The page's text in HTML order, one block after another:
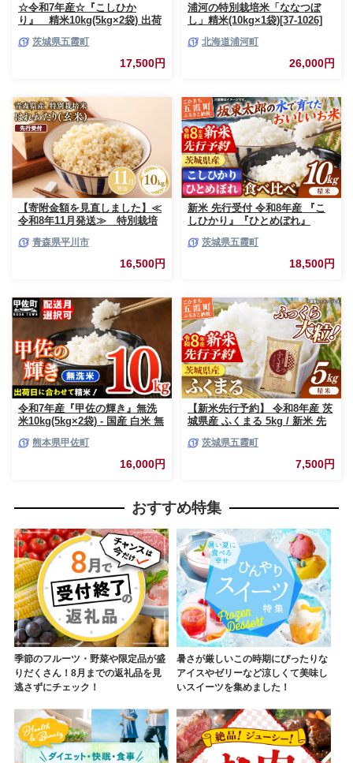
☆令和7年産☆『こしひか
り』 精米10kg(5kg×2袋) 出荷
米 お米 10kg コメ こめ 人気 銘
柄 家計応援 中山産業 家庭用 茨
城県産 茨城県 五霞町【価格変
茨城県五霞町
17,500円
浦河の特別栽培米「ななつぼ
し」精米(10kg×1袋)[37-1026]
北海道浦河町
26,000円
【寄附金額を見直しました】≪
令和8年11月発送≫ 特別栽培
県 平川市】
青森県平川市
16,500円
新米 先行受付 令和8年産 『こ
しひかり』『ひとめぼれ』
白米 コメ こめ 食べ比べセット
コシヒカリ ひとめぼれ 先行予
約 2026年 人気 家計応援 単一米
茨城県五霞町
18,500円
令和7年産『甲佐の輝き』無洗
米10kg(5kg×2袋) - 国産 白米 無
米 訳あり 厳選 マイスター 生活
応援 ひのひかり 森のくまさん
おすすめ 熊本県 甲佐町【価格
熊本県甲佐町
16,000円
【新米先行予約】 令和8年産 茨
城県産 ふくまる 5kg / 新米 先
精米 特A米 特A 特A評価 旨味
安心 美味しい 茨城県 五霞町
茨城県五霞町
7,500円
おすすめ特集
季節のフルーツ・野菜や限定品が盛
りだくさん！8月までの返礼品を見
逃さずにチェック！
暑さが厳しいこの時期にぴったりな
アイスやゼリーなど涼しくて美味し
いスイーツを集めました！